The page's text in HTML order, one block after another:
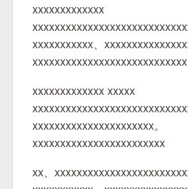
xxxxxxxxxxxxx
xxxxxxxxxxx、
xxxxxxxxxxxxxxxxxxxxxxxxxxxx
xxxxxxxxxxxxx xxxxx
xxxxxxxxxxxxxxxxxxxxxx。
xxxxxxxxxxxxxxxxxxxxxxxx
xx、